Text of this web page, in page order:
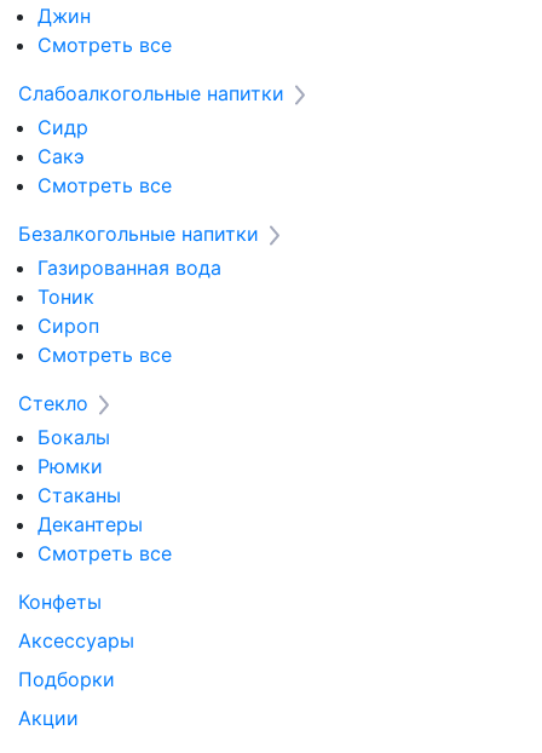
Джин
Смотреть все
Слабоалкогольные напитки
Сидр
Сакэ
Смотреть все
Безалкогольные напитки
Газированная вода
Тоник
Сироп
Смотреть все
Стекло
Бокалы
Рюмки
Стаканы
Декантеры
Смотреть все
Конфеты
Аксессуары
Подборки
Акции